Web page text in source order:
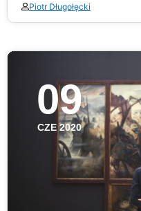
Piotr Długołęcki
09
CZE 2020